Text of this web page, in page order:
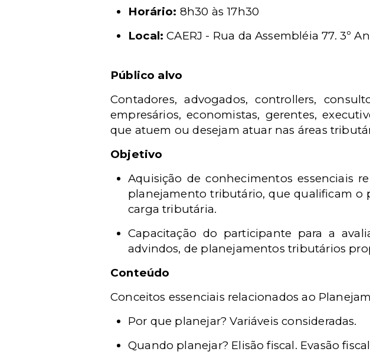
Horário: 8h30 às 17h30
Local: CAERJ - Rua da Assembléia 77. 3º
Público alvo
Contadores, advogados, controllers,
empresários, economistas, gerentes,
que atuem ou desejam atuar nas áreas
Objetivo
Aquisição de conhecimentos essenciais
planejamento tributário, que qualificam o
carga tributária.
Capacitação do participante para a
advindos, de planejamentos tributários
Conteúdo
Conceitos essenciais relacionados ao
Por que planejar? Variáveis consideradas.
Quando planejar? Elisão fiscal. Evasão